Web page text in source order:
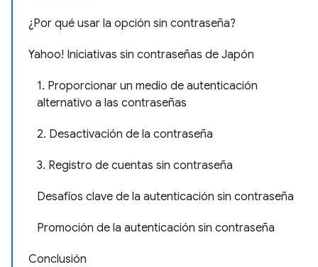
¿Por qué usar la opción sin contraseña?
Yahoo! Iniciativas sin contraseñas de Japón
1. Proporcionar un medio de autenticación
alternativo a las contraseñas
2. Desactivación de la contraseña
3. Registro de cuentas sin contraseña
Desafíos clave de la autenticación sin contraseña
Promoción de la autenticación sin contraseña
Conclusión